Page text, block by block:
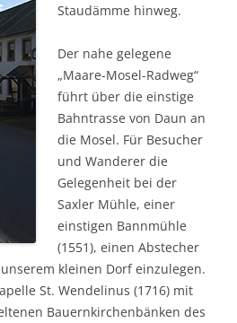
Staudämme hinweg.
Der nahe gelegene
„Maare-Mosel-Radweg“
führt über die einstige
Bahntrasse von Daun an
die Mosel. Für Besucher
und Wanderer die
Gelegenheit bei der
Saxler Mühle, einer
einstigen Bannmühle
(1551), einen Abstecher
kleinen Dorf einzulegen.
St. Wendelinus (1716) mit
Bauernkirchenbänken des